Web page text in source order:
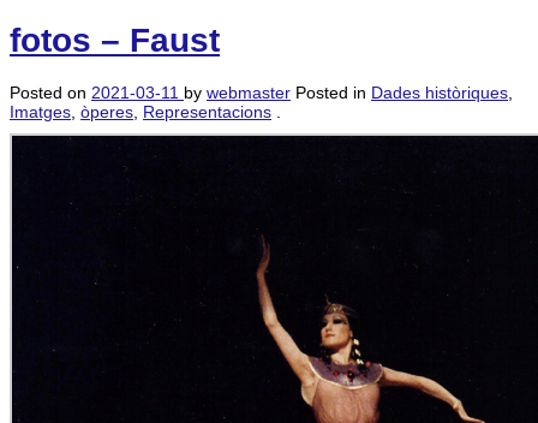
fotos – Faust
Posted on 2021-03-11 by webmaster Posted in Dades històriques
Imatges òperes Representacions